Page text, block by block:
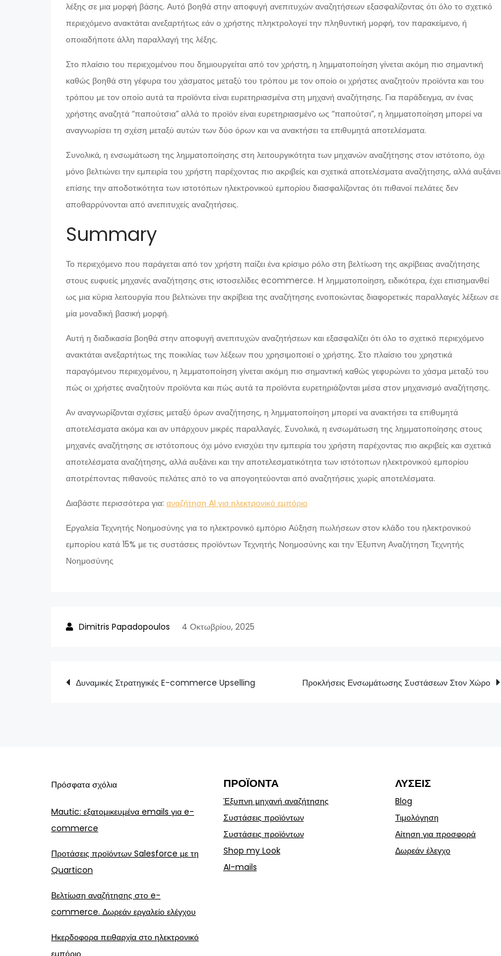
λέξης σε μια μορφή βάσης. Αυτό βοηθά στην αποφυγή ανεπιτυχών αναζητήσεων εξασφαλίζοντας ότι όλο το σχετικό
περιεχόμενο ανακτάται ανεξαρτήτως εάν ο χρήστης πληκτρολογεί την πληθυντική μορφή, τον παρακείμενο, ή
οποιαδήποτε άλλη παραλλαγή της λέξης.
Στο πλαίσιο του περιεχομένου που δημιουργείται από τον χρήστη, η λημματοποίηση γίνεται ακόμη πιο σημαντική
καθώς βοηθά στη γέφυρα του χάσματος μεταξύ του τρόπου με τον οποίο οι χρήστες αναζητούν προϊόντα και του
τρόπου με τον οποίο αυτά τα προϊόντα είναι ευρετηριασμένα στη μηχανή αναζήτησης. Για παράδειγμα, αν ένας
χρήστης αναζητά “παπούτσια” αλλά το προϊόν είναι ευρετηριασμένο ως “παπούτσι”, η λημματοποίηση μπορεί να
αναγνωρίσει τη σχέση μεταξύ αυτών των δύο όρων και να ανακτήσει τα επιθυμητά αποτελέσματα.
Συνολικά, η ενσωμάτωση της λημματοποίησης στη λειτουργικότητα των μηχανών αναζήτησης στον ιστότοπο, όχι
μόνο βελτιώνει την εμπειρία του χρήστη παρέχοντας πιο ακριβείς και σχετικά αποτελέσματα αναζήτησης, αλλά αυξάνει
επίσης την αποδοτικότητα των ιστοτόπων ηλεκτρονικού εμπορίου διασφαλίζοντας ότι πιθανοί πελάτες δεν
αποθαρρύνονται από ανεπιτυχείς αναζητήσεις.
Summary
Το περιεχόμενο που παράγεται από τον χρήστη παίζει ένα κρίσιμο ρόλο στη βελτίωση της ακρίβειας αναζήτησης
στους ευφυείς μηχανές αναζήτησης στις ιστοσελίδες ecommerce. Η λημματοποίηση, ειδικότερα, έχει επισημανθεί
ως μια κύρια λειτουργία που βελτιώνει την ακρίβεια της αναζήτησης ενοποιώντας διαφορετικές παραλλαγές λέξεων σε
μία μοναδική βασική μορφή.
Αυτή η διαδικασία βοηθά στην αποφυγή ανεπιτυχών αναζητήσεων και εξασφαλίζει ότι όλο το σχετικό περιεχόμενο
ανακτάται ανεξαρτήτως της ποικιλίας των λέξεων που χρησιμοποιεί ο χρήστης. Στο πλαίσιο του χρηστικά
παραγόμενου περιεχομένου, η λεμματοποίηση γίνεται ακόμη πιο σημαντική καθώς γεφυρώνει το χάσμα μεταξύ του
πώς οι χρήστες αναζητούν προϊόντα και πώς αυτά τα προϊόντα ευρετηριάζονται μέσα στον μηχανισμό αναζήτησης.
Αν αναγνωρίζονται σχέσεις μεταξύ όρων αναζήτησης, η λημματοποίηση μπορεί να ανακτήσει τα επιθυμητά
αποτελέσματα ακόμα και αν υπάρχουν μικρές παραλλαγές. Συνολικά, η ενσωμάτωση της λημματοποίησης στους
μηχανές αναζήτησης σε ιστότοπους όχι μόνο ενισχύει την εμπειρία του χρήστη παρέχοντας πιο ακριβείς και σχετικά
αποτελέσματα αναζήτησης, αλλά αυξάνει και την αποτελεσματικότητα των ιστότοπων ηλεκτρονικού εμπορίου
αποτρέποντας πιθανούς πελάτες από το να απογοητεύονται από αναζητήσεις χωρίς αποτελέσματα.
Διαβάστε περισσότερα για: αναζήτηση AI για ηλεκτρονικό εμπόριο
Εργαλεία Τεχνητής Νοημοσύνης για το ηλεκτρονικό εμπόριο Αύξηση πωλήσεων στον κλάδο του ηλεκτρονικού
εμπορίου κατά 15% με τις συστάσεις προϊόντων Τεχνητής Νοημοσύνης και την Έξυπνη Αναζήτηση Τεχνητής
Νοημοσύνης
4 Οκτωβρίου, 2025
Πλοήγηση
Δυναμικές Στρατηγικές E-commerce Upselling Προκλήσεις Ενσωμάτωσης Συστάσεων Στον Χώρο
Πρόσφατα σχόλια
Mautic: εξατομικευμένα emails για e-
commerce
Προτάσεις προϊόντων Salesforce με τη
Quarticon
Βελτίωση αναζήτησης στο e-
commerce. Δωρεάν εργαλείο ελέγχου
Ηκερδοφορα πειθαρχία στο ηλεκτρονικό
ΠΡΟΪΌΝΤΑ
Έξυπνη μηχανή αναζήτησης
Συστάσεις προϊόντων
Συστάσεις προϊόντων
Shop my Look
AI-mails
ΛΎΣΕΙΣ
Blog
Τιμολόγηση
Αίτηση για προσφορά
Δωρεάν έλεγχο